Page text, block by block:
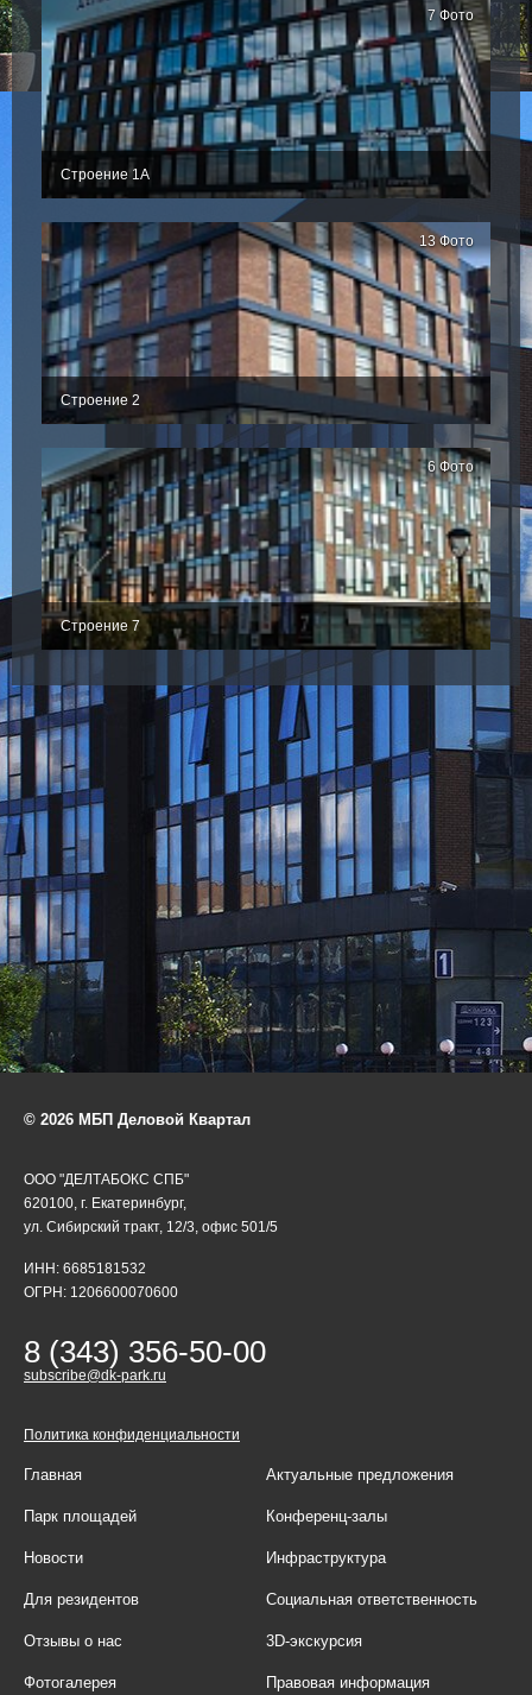
Строение 1А
7 Фото
Строение 2
13 Фото
Строение 7
6 Фото
© 2026 МБП Деловой Квартал
ООО "ДЕЛТАБОКС СПБ"
620100, г. Екатеринбург,
ул. Сибирский тракт, 12/3, офис 501/5
ИНН: 6685181532
ОГРН: 1206600070600
8 (343) 356-50-00
subscribe@dk-park.ru
Политика конфиденциальности
Главная Актуальные предложения
Парк площадей Конференц-залы
Новости Инфраструктура
Для резидентов Социальная ответственность
Отзывы о нас 3D-экскурсия
Фотогалерея Правовая информация